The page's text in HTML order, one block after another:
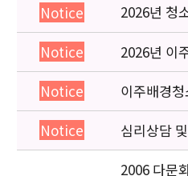
Notice
2026년 청
프로그램
Notice
2026년 이
종사자 역
Notice
이주배경
검사 연수
Notice
심리상담
서첨부)
2006 다문